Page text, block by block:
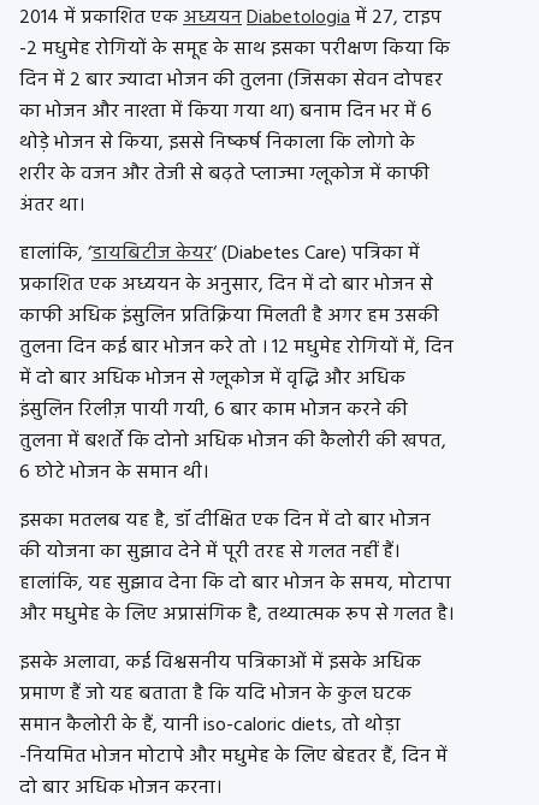
2014 में प्रकाशित एकअध्ययनDiabetologiaमें 27, टाइप
-2 मधुमेह रोगियों के समूह के साथ इसका परीक्षण किया कि
दिन में 2 बार ज्यादा भोजन की तुलना (जिसका सेवन दोपहर
का भोजन और नाश्ता में किया गया था) बनाम दिन भर में 6
थोड़े भोजन से किया, इससे निष्कर्ष निकाला कि लोगो के
शरीर के वजन और तेजी से बढ़ते प्लाज्मा ग्लूकोज में काफी
अंतर था।
हालांकि, ‘डायबिटीज केयर‘ (Diabetes Care) पत्रिका में
प्रकाशित एक अध्ययन के अनुसार, दिन में दो बार भोजन से
काफी अधिक इंसुलिन प्रतिक्रिया मिलती है अगर हम उसकी
तुलना दिन कई बार भोजन करे तो । 12 मधुमेह रोगियों में, दिन
में दो बार अधिक भोजन से ग्लूकोज में वृद्धि और अधिक
इंसुलिन रिलीज़ पायी गयी, 6 बार काम भोजन करने की
तुलना में बशर्ते कि दोनो अधिक भोजन की कैलोरी की खपत,
6 छोटे भोजन के समान थी।
इसका मतलब यह है, डॉ दीक्षित एक दिन में दो बार भोजन
की योजना का सुझाव देने में पूरी तरह से गलत नहीं हैं।
हालांकि, यह सुझाव देना कि दो बार भोजन के समय, मोटापा
और मधुमेह के लिए अप्रासंगिक है, तथ्यात्मक रूप से गलत है।
इसके अलावा, कई विश्वसनीय पत्रिकाओं में इसके अधिक
प्रमाण हैं जो यह बताता है कि यदि भोजन के कुल घटक
समान कैलोरी के हैं, यानी iso-caloric diets, तो थोड़ा
-नियमित भोजन मोटापे और मधुमेह के लिए बेहतर हैं, दिन में
दो बार अधिक भोजन करना।